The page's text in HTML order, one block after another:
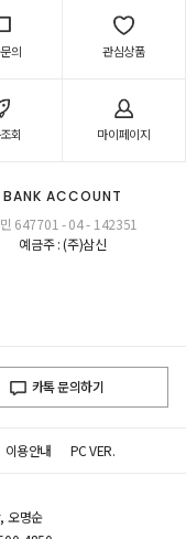
의 관심상품
회 마이페이지
BANK ACCOUNT
647701 - 04 - 142351
예금주 : (주)삼신
카톡 문의하기
이용안내 PC VER.
오명순